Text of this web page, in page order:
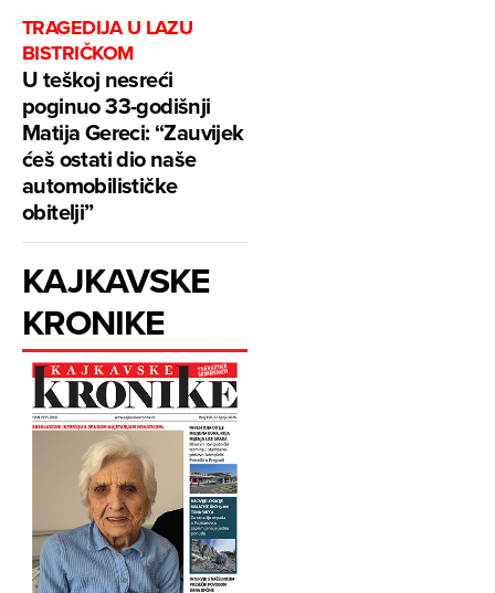
TRAGEDIJA U LAZU
BISTRIČKOM
U teškoj nesreći
poginuo 33-godišnji
Matija Gereci: “Zauvijek
ćeš ostati dio naše
automobilističke
obitelji”
KAJKAVSKE
KRONIKE